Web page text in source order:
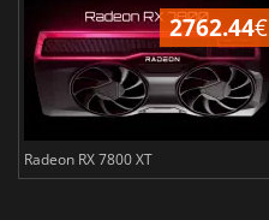
2762.44€
Radeon RX 7800 XT